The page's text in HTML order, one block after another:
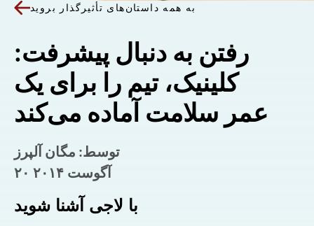
به همه داستان‌های تأثیرگذار بروید
رفتن به دنبال پیشرفت:
کلینیک، تیم را برای یک
عمر سلامت آماده می‌کند
توسط: مگان آلپرز
۲۰ آگوست ۲۰۱۴
با لاجی آشنا شوید